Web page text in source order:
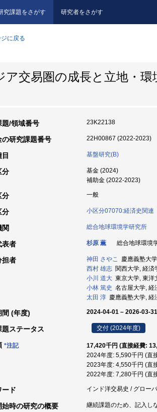
究課題をさがす 研究者をさがす
に戻る
ア交易圏の成長と立地・
題/領域番号 23K22138
の研究課題番号 22H00867 (2022-2023)
基盤研究(B)
分
基金 (2024)
補助金 (2022-2023)
分 一般
分 小区分07070:経済史関連
関 総合地球環境学研究所
表者 杉原 薫 総合地球環境
担者 神田 さやこ
慶應義塾大
西村 雄志 関西大学, 経
小川 道大 東京大学, 東洋
小林 篤史 名古屋大学, 経
太田 淳 慶應義塾大学,
間 (年度) 2024-04-01 – 2026-03-31
題ステータス 交付 (2024年度)
*注記
17,420千円 (直接経費:
2024年度: 5,590千円 (直
2023年度: 4,550千円 (直
2022年度: 7,280千円 (直
ード インド洋交易史 / グロー
始時の研究の概要 継続課題のため、記入し